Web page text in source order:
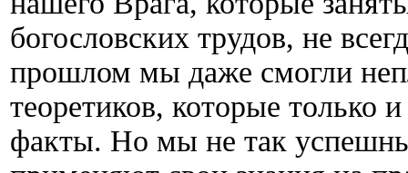
богословских трудов, не
прошлом мы даже смогли
теоретиков, которые только
факты. Но мы не так